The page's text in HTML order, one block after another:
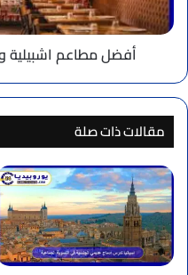
شهية
أفضل مطاعم
مقالات ذات صلة